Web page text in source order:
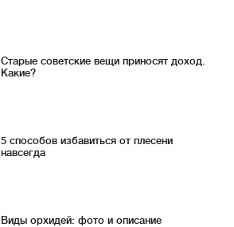
Старые советские вещи приносят доход.
Какие?
5 способов избавиться от плесени
навсегда
Виды орхидей: фото и описание